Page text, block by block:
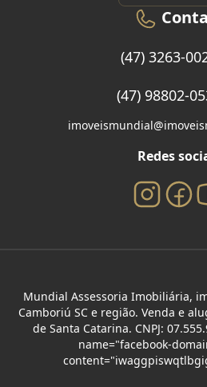
(47) 3263-
(47) 98802-
Redes
Mundial Assessoria Imobiliária,
Camboriú SC e região. Venda e
de Santa Catarina. CNPJ:
name="facebook-